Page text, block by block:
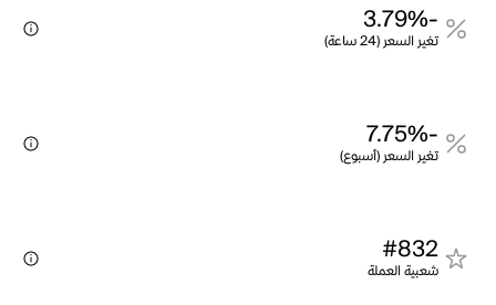
-3.79%
تغير السعر (24 ساعة)
-7.75%
تغير السعر (أسبوع)
#832
شعبية العملة